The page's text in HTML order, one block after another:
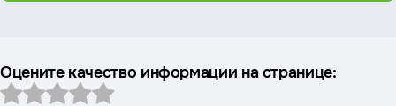
Оцените качество информации на странице: